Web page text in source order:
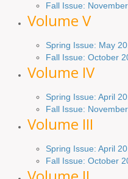
Fall Issue:
Volume V
Spring Issue: May
Fall Issue: October
Volume IV
Spring Issue: April
Fall Issue: November
Volume III
Spring Issue: April
Fall Issue: October